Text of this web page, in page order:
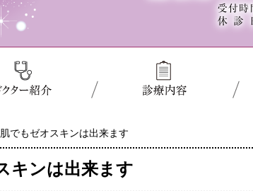
でもゼオスキンは出来ます
キンは出来ます